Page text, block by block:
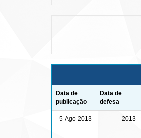
Data de
publicação
Data de
defesa
5-Ago-2013 2013